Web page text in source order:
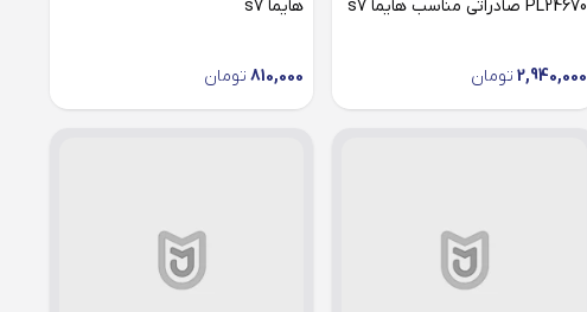
PL24670 صادراتی مناسب هایما s7
2,940,000 تومان
هایما s7
810,000 تومان